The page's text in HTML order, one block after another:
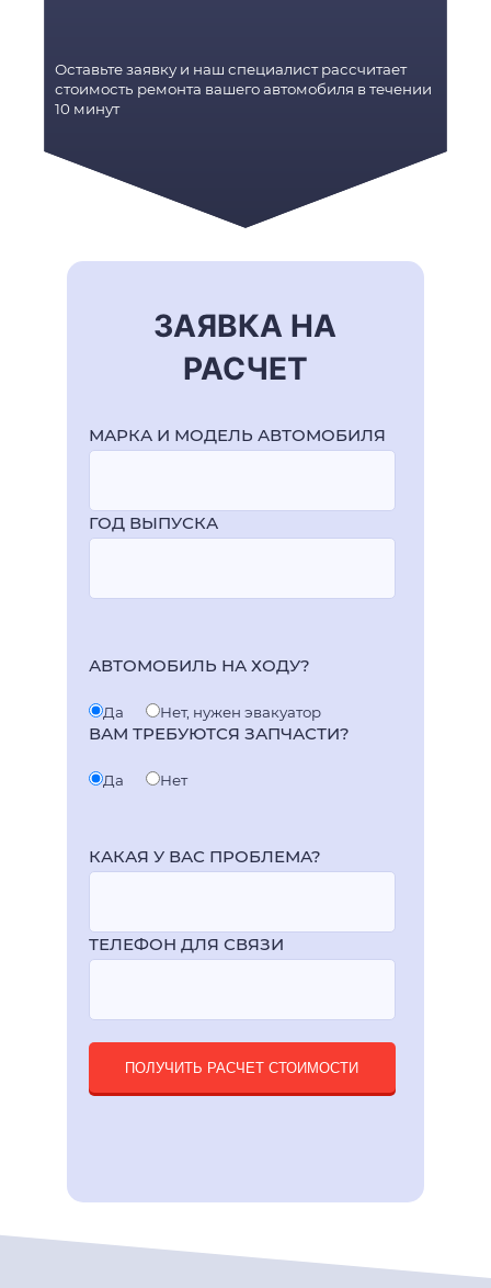
Оставьте заявку и наш специалист рассчитает
стоимость ремонта вашего автомобиля в течении
10 минут
ЗАЯВКА НА
РАСЧЕТ
МАРКА И МОДЕЛЬ АВТОМОБИЛЯ
ГОД ВЫПУСКА
АВТОМОБИЛЬ НА ХОДУ?
Да Нет, нужен эвакуатор
ВАМ ТРЕБУЮТСЯ ЗАПЧАСТИ?
Да Нет
КАКАЯ У ВАС ПРОБЛЕМА?
ТЕЛЕФОН ДЛЯ СВЯЗИ
ПОЛУЧИТЬ РАСЧЕТ СТОИМОСТИ